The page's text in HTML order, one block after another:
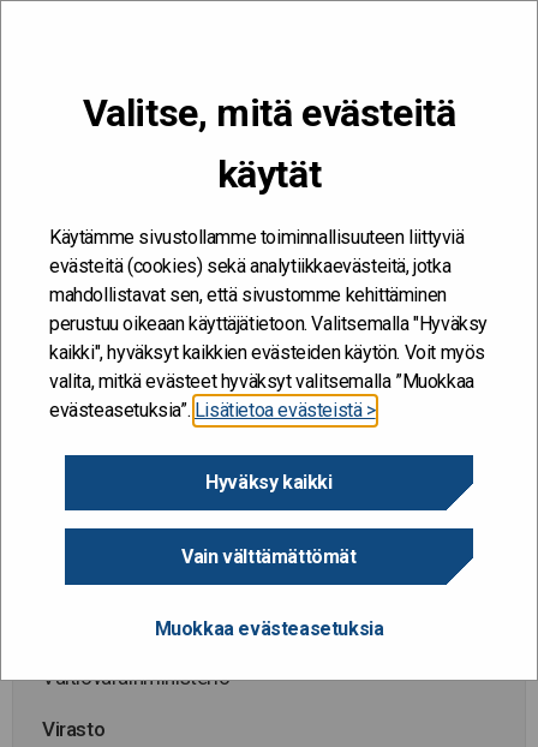
Valitse, mitä evästeitä
käytät
Käytämme sivustollamme toiminnallisuuteen liittyviä
evästeitä (cookies) sekä analytiikkaevästeitä, jotka
mahdollistavat sen, että sivustomme kehittäminen
perustuu oikeaan käyttäjätietoon. Valitsemalla "Hyväksy
kaikki", hyväksyt kaikkien evästeiden käytön. Voit myös
valita, mitkä evästeet hyväksyt valitsemalla ”Muokkaa
evästeasetuksia”. Lisätietoa evästeistä >
Hyväksy kaikki
Vain välttämättömät
Muokkaa evästeasetuksia
Kehitän ja kehityn #töissäSuomelle
Vertaismentorointi Luova – viraston yhtenäisen
toimintakulttuurin luomisen muutosajurina
Vertaismentorointi Luova –
viraston yhtenäisen
toimintakulttuurin
luomisen muutosajurina
Hanke alkaa / päättyy
1.9.2017 - 30.11.2018
Valtiovarainministeriö
Virasto